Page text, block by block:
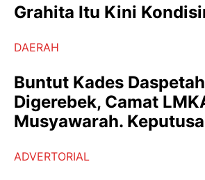
Grahita Itu Kini
DAERAH
Buntut Kades
Digerebek, Camat
Musyawarah.
ADVERTORIAL